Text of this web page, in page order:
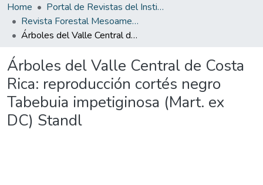
Home
Portal de Revistas del Instituto Tecnológico de Costa Rica
Revista Forestal Mesoamericana Kurú
Árboles del Valle Central de Costa Rica: reproducción cortés negro Tabebuia impetiginosa (Mart. ex DC) Standl
Árboles del Valle Central de Costa
Rica: reproducción cortés negro
Tabebuia impetiginosa (Mart. ex
DC) Standl